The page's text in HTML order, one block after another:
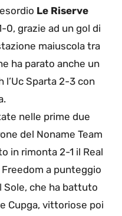
Le Riserve
0, grazie ad un gol di
maiuscola tra
ha parato anche un
l’Uc Sparta 2-3 con
nelle prime due
del Noname Team
in rimonta 2-1 il Real
a punteggio
Sole, che ha battuto
Cupga, vittoriose poi